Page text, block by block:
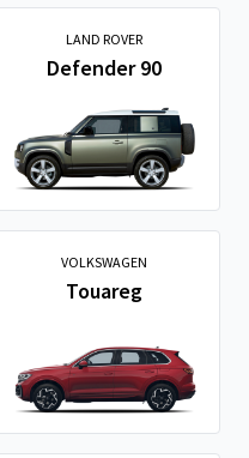
LAND ROVER
Defender 90
VOLKSWAGEN
Touareg